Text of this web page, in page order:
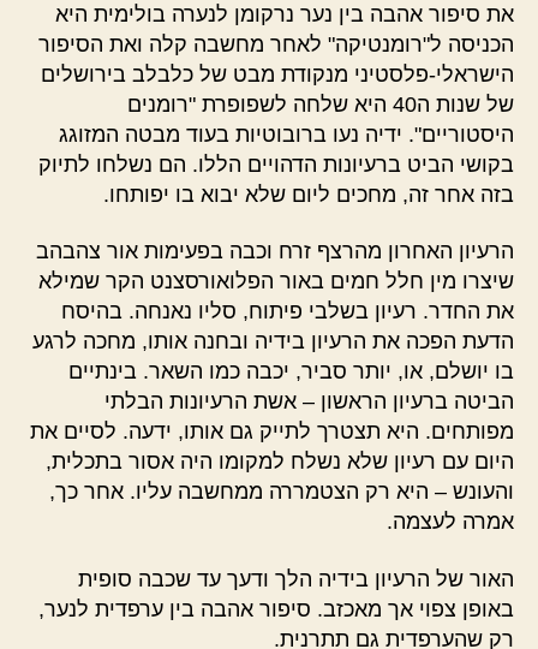
את סיפור אהבה בין נער נרקומן לנערה בולימית היא
הכניסה ל"רומנטיקה" לאחר מחשבה קלה ואת הסיפור
הישראלי-פלסטיני מנקודת מבט של כלבלב בירושלים
של שנות ה40
היא שלחה לשפופרת "רומנים
היסטוריים". ידיה נעו ברובוטיות בעוד מבטה המזוגג
בקושי הביט ברעיונות הדהויים הללו. הם נשלחו לתיוק
בזה אחר זה, מחכים ליום שלא יבוא בו יפותחו.
הרעיון האחרון מהרצף זרח וכבה בפעימות אור צהבהב
שיצרו מין חלל חמים באור הפלואורסצנט הקר שמילא
את החדר. רעיון בשלבי פיתוח, סליו נאנחה. בהיסח
הדעת הפכה את הרעיון בידיה ובחנה אותו, מחכה לרגע
בו יושלם, או, יותר סביר, יכבה כמו השאר. בינתיים
הביטה ברעיון הראשון – אשת הרעיונות הבלתי
מפותחים. היא תצטרך לתייק גם אותו, ידעה. לסיים את
היום עם רעיון שלא נשלח למקומו היה אסור בתכלית,
והעונש – היא רק הצטמררה ממחשבה עליו. אחר כך,
אמרה לעצמה.
האור של הרעיון בידיה הלך ודעך עד שכבה סופית
באופן צפוי אך מאכזב. סיפור אהבה בין ערפדית לנער,
רק שהערפדית גם תתרנית.